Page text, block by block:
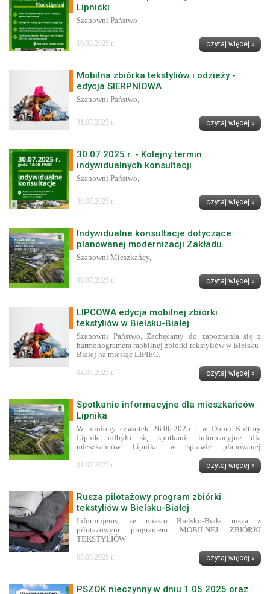
Lipnicki
Szanowni Państwo
16.08.2025 r. czytaj więcej »
Mobilna zbiórka tekstyliów i odzieży -
edycja SIERPNIOWA
Szanowni Państwo,
31.07.2025 r. czytaj więcej »
30.07.2025 r. - Kolejny termin
indywidualnych konsultacji
Szanowni Państwo,
30.07.2025 r. czytaj więcej »
Indywidualne konsultacje dotyczące
planowanej modernizacji Zakładu.
Szanowni Mieszkańcy,
09.07.2025 r. czytaj więcej »
LIPCOWA edycja mobilnej zbiórki
tekstyliów w Bielsku-Białej.
Szanowni Państwo, Zachęcamy do zapoznania się z
harmonogramem mobilnej zbiórki tekstyliów w Bielsku-
Białej na miesiąc LIPIEC.
04.07.2025 r. czytaj więcej »
Spotkanie informacyjne dla mieszkańców
Lipnika
W miniony czwartek 26.06.2025 r. w Domu Kultury
Lipnik odbyło się spotkanie informacyjne dla
mieszkańców Lipnika w sprawie planowanej
01.07.2025 r. czytaj więcej »
Rusza pilotażowy program zbiórki
tekstyliów w Bielsku-Białej
Informujemy, że miasto Bielsko-Biała rusza z
pilotażowym programem MOBILNEJ ZBIÓRKI
TEKSTYLIÓW
05.05.2025 r. czytaj więcej »
PSZOK nieczynny w dniu 1.05.2025 oraz